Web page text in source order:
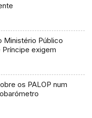
Ministério Público
Príncipe exigem
os PALOP num